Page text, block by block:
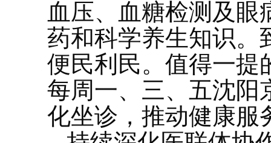
血压、血糖检测及
药和科学养生知识。
便民利民。值得一提
每周一、三、五沈阳
化坐诊，推动健康服